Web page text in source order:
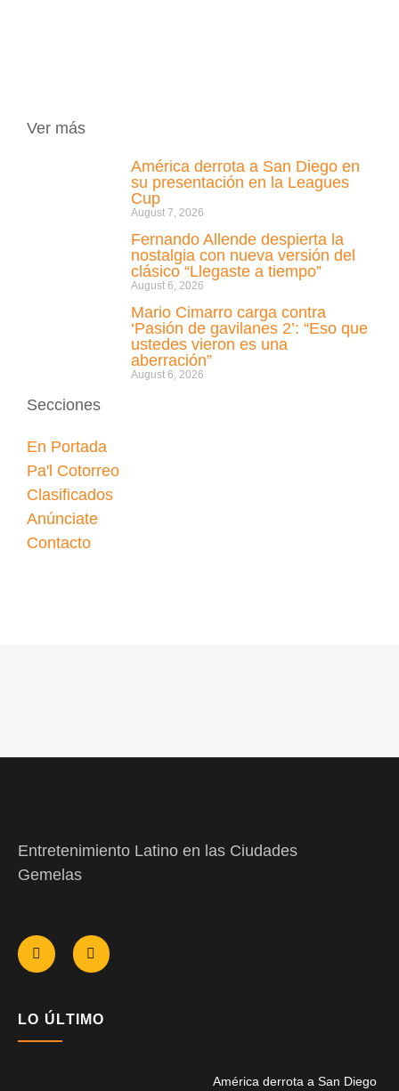
Ver más
América derrota a San Diego en
su presentación en la Leagues
Cup
August 7, 2026
Fernando Allende despierta la
nostalgia con nueva versión del
clásico “Llegaste a tiempo”
August 6, 2026
Mario Cimarro carga contra
‘Pasión de gavilanes 2’: “Eso que
ustedes vieron es una
aberración”
August 6, 2026
Secciones
En Portada
Pa'l Cotorreo
Clasificados
Anúnciate
Contacto
Entretenimiento Latino en las Ciudades
Gemelas
LO ÚLTIMO
América derrota a San Diego